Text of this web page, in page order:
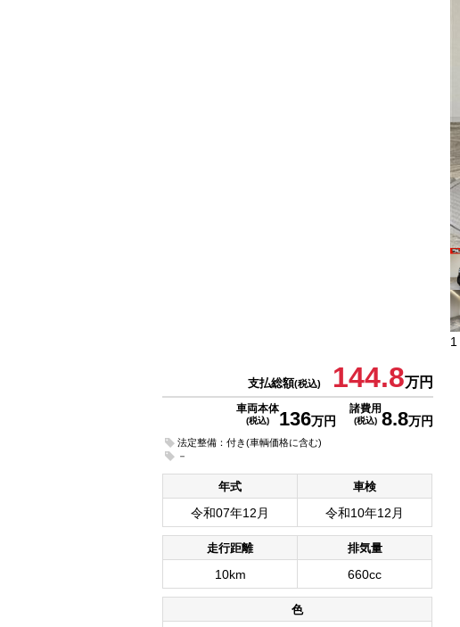
1
支払総額(税込) 144.8万円
車両本体
(税込) 136万円
諸費用
(税込) 8.8万円
法定整備：付き(車輌価格に含む)
－
年式 車検
令和07年12月 令和10年12月
走行距離 排気量
10km 660cc
色